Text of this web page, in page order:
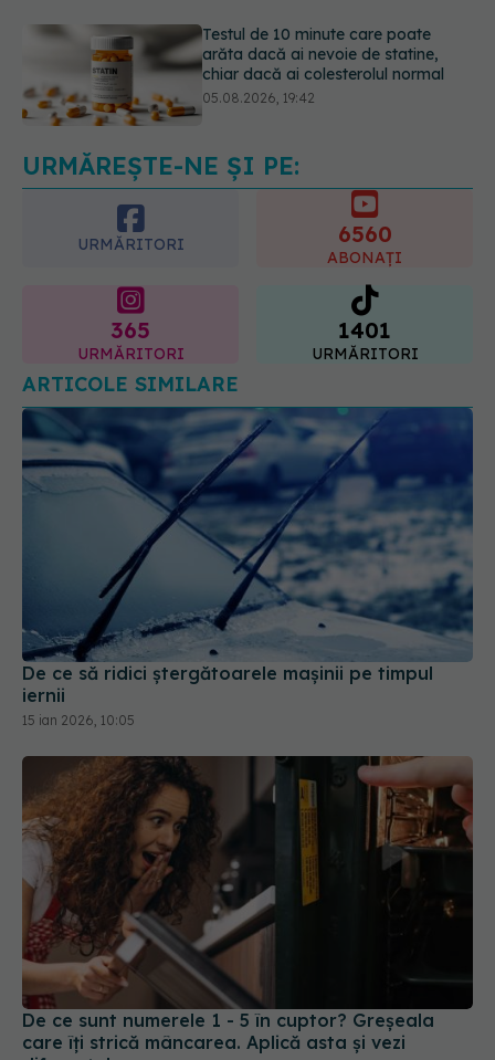
Pepenele roșu sau cel galben: care
crește glicemia mai repede.
Răspunsul unui medic diabetolog
URMĂREȘTE-NE ȘI PE:
URMĂRITORI 6560
ABONAȚI
365
URMĂRITORI
1401
URMĂRITORI
ARTICOLE SIMILARE
De ce să ridici ștergătoarele mașinii pe timpul
iernii
15 ian 2026, 10:05
De ce sunt numerele 1 - 5 în cuptor? Greșeala
care îți strică mâncarea. Aplică asta și vezi